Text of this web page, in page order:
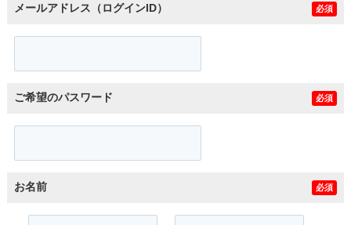
メールアドレス（ログインID） 必須
ご希望のパスワード 必須
お名前 必須